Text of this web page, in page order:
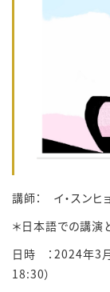
講師： イ・スンヒ
＊日本語での講演
日時 ：2024年3
18:30）